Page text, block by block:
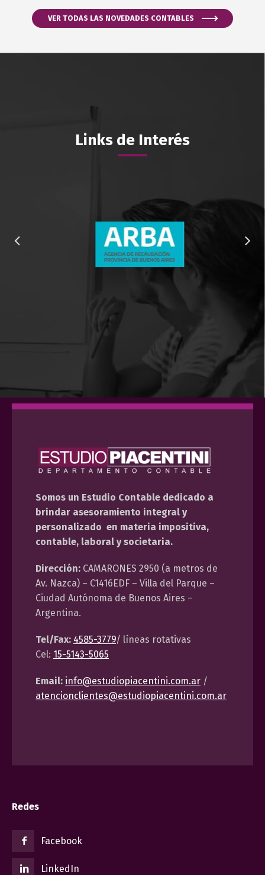
VER TODAS LAS NOVEDADES CONTABLES
Links de Interés
Somos un Estudio Contable dedicado a
brindar asesoramiento integral y
personalizado en materia impositiva,
contable, laboral y societaria.
Dirección: CAMARONES 2950 (a metros de
Av. Nazca) – C1416EDF – Villa del Parque –
Ciudad Autónoma de Buenos Aires –
Argentina.
Tel/Fax: 4585-3779/ líneas rotativas
Cel: 15-5143-5065
Email: info@estudiopiacentini.com.ar /
atencionclientes@estudiopiacentini.com.ar
Redes
Facebook
LinkedIn